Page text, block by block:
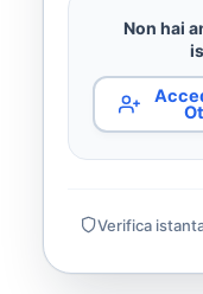
Non hai
Verifica